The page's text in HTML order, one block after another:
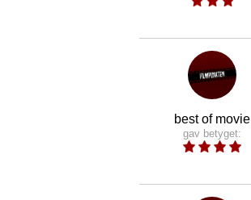
best of movie
gav betyget: